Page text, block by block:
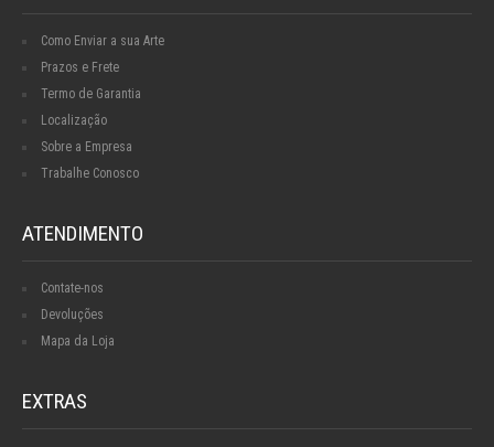
Como Enviar a sua Arte
Prazos e Frete
Termo de Garantia
Localização
Sobre a Empresa
Trabalhe Conosco
ATENDIMENTO
Contate-nos
Devoluções
Mapa da Loja
EXTRAS